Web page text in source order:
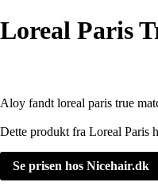
Loreal Paris
Aloy fandt loreal paris true
Dette produkt fra Loreal Paris
Se prisen hos Nicehair.dk